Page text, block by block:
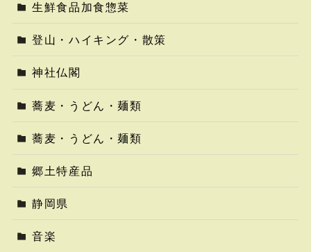
生鮮食品加食惣菜
登山・ハイキング・散策
神社仏閣
蕎麦・うどん・麺類
蕎麦・うどん・麺類
郷土特産品
静岡県
音楽